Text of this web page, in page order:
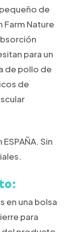
de
Farm Nature
para un
de pollo de
de
Sin
en una bolsa
para